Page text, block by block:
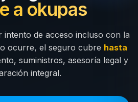
a okupas
intento de acceso incluso con la
ocurre, el seguro cubre hasta
suministros, asesoría legal y
integral.